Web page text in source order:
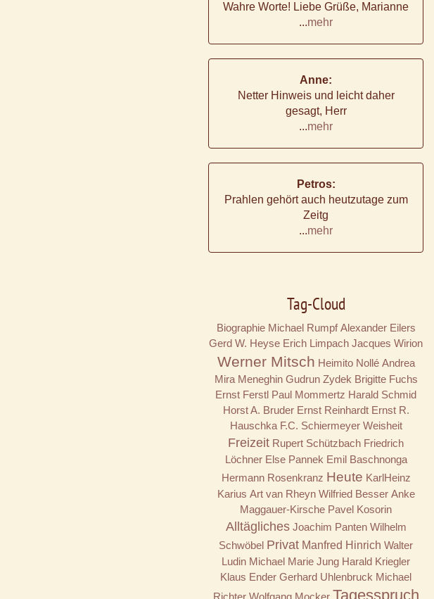
Wahre Worte! Liebe Grüße, Marianne
...mehr
Anne:
Netter Hinweis und leicht daher
gesagt, Herr
...mehr
Petros:
Prahlen gehört auch heutzutage zum
Zeitg
...mehr
Tag-Cloud
Biographie Michael Rumpf Alexander Eilers
Gerd W. Heyse Erich Limpach Jacques Wirion
Werner Mitsch Heimito Nollé Andrea
Mira Meneghin Gudrun Zydek Brigitte Fuchs
Ernst Ferstl Paul Mommertz Harald Schmid
Horst A. Bruder Ernst Reinhardt Ernst R.
Hauschka F.C. Schiermeyer Weisheit
Freizeit Rupert Schützbach Friedrich
Löchner Else Pannek Emil Baschnonga
Hermann Rosenkranz Heute KarlHeinz
Karius Art van Rheyn Wilfried Besser Anke
Maggauer-Kirsche Pavel Kosorin
Alltägliches Joachim Panten Wilhelm
Schwöbel Privat Manfred Hinrich Walter
Ludin Michael Marie Jung Harald Kriegler
Klaus Ender Gerhard Uhlenbruck Michael
Tagesspruch